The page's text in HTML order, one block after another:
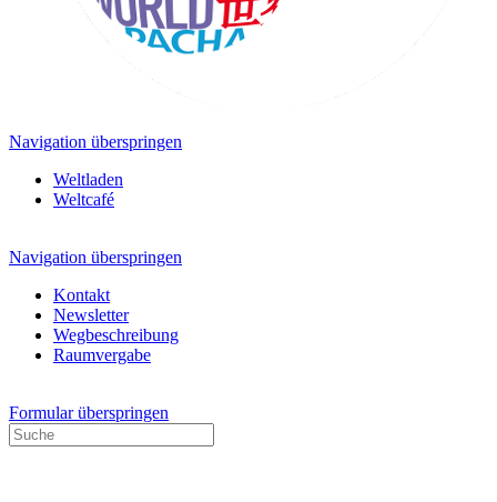
Navigation überspringen
Weltladen
Weltcafé
Navigation überspringen
Kontakt
Newsletter
Wegbeschreibung
Raumvergabe
Formular überspringen